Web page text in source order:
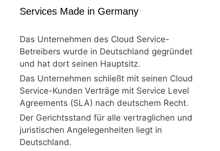
Services Made in Germany
Das Unternehmen des Cloud Service-
Betreibers wurde in Deutschland gegründet
und hat dort seinen Hauptsitz.
Das Unternehmen schließt mit seinen Cloud
Service-Kunden Verträge mit Service Level
Agreements (SLA) nach deutschem Recht.
Der Gerichtsstand für alle vertraglichen und
juristischen Angelegenheiten liegt in
Deutschland.